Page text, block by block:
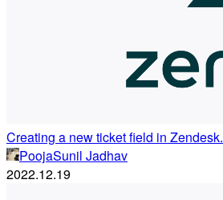
Creating a new ticket field in Zendesk.
PoojaSunil Jadhav
2022.12.19